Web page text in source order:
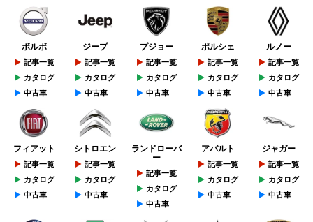
ボルボ
記事一覧
カタログ
中古車
ジープ
記事一覧
カタログ
中古車
プジョー
記事一覧
カタログ
中古車
ポルシェ
記事一覧
カタログ
中古車
ルノー
記事一覧
カタログ
中古車
フィアット
記事一覧
カタログ
中古車
シトロエン
記事一覧
カタログ
中古車
ランドローバ
ー
記事一覧
カタログ
中古車
アバルト
記事一覧
カタログ
中古車
ジャガー
記事一覧
カタログ
中古車